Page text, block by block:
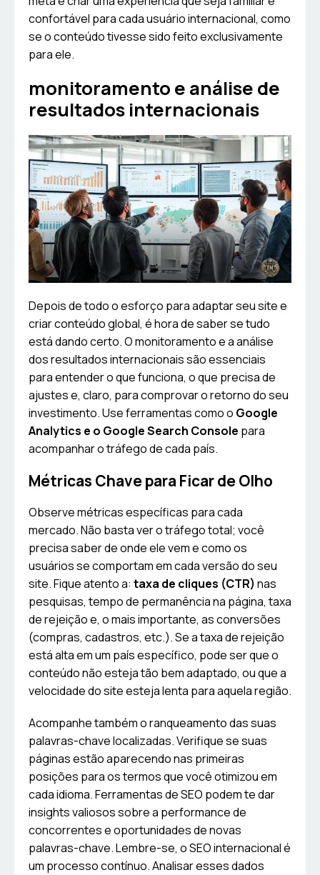
confortável para cada usuário internacional, como
se o conteúdo tivesse sido feito exclusivamente
para ele.
monitoramento e análise de
resultados internacionais
Depois de todo o esforço para adaptar seu site e
criar conteúdo global, é hora de saber se tudo
está dando certo. O monitoramento e a análise
dos resultados internacionais são essenciais
para entender o que funciona, o que precisa de
ajustes e, claro, para comprovar o retorno do seu
investimento. Use ferramentas como o Google
Analytics e o Google Search Console para
acompanhar o tráfego de cada país.
Métricas Chave para Ficar de Olho
Observe métricas específicas para cada
mercado. Não basta ver o tráfego total; você
precisa saber de onde ele vem e como os
usuários se comportam em cada versão do seu
site. Fique atento a: taxa de cliques (CTR) nas
pesquisas, tempo de permanência na página, taxa
de rejeição e, o mais importante, as conversões
(compras, cadastros, etc.). Se a taxa de rejeição
está alta em um país específico, pode ser que o
conteúdo não esteja tão bem adaptado, ou que a
velocidade do site esteja lenta para aquela região.
Acompanhe também o ranqueamento das suas
palavras-chave localizadas. Verifique se suas
páginas estão aparecendo nas primeiras
posições para os termos que você otimizou em
cada idioma. Ferramentas de SEO podem te dar
insights valiosos sobre a performance de
concorrentes e oportunidades de novas
palavras-chave. Lembre-se, o SEO internacional é
um processo contínuo. Analisar esses dados